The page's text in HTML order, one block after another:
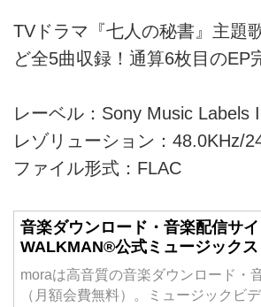
TVドラマ『七人の秘書』主題
ど全5曲収録！通算6枚目のEP
レーベル：Sony Music Labels
レゾリューション：48.0KHz/
ファイル形式：FLAC
音楽ダウンロード・音楽配信サ
WALKMAN®公式ミュージックス
moraは高音質の音楽ダウンロード・
（月額会費無料）。ミュージックビ